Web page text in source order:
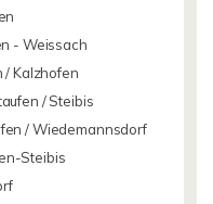
- Weissach
/ Kalzhofen
/ Steibis
/ Wiedemannsdorf
Steibis